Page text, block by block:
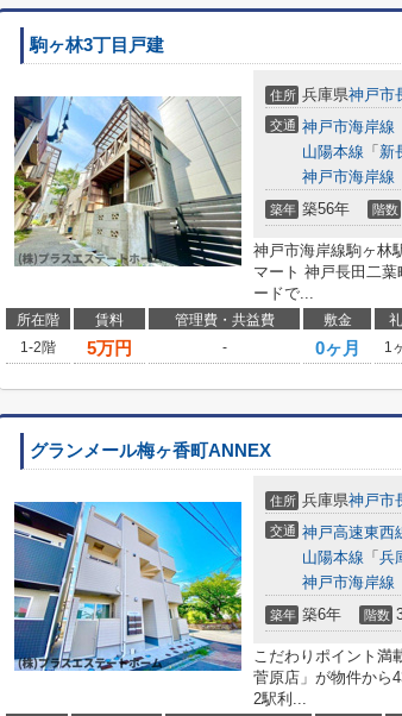
駒ヶ林3丁目戸建
住所 兵庫県神戸市
交通 神戸市海岸線
山陽本線 「 新
神戸市海岸線
築年 築56年 階数
神戸市海岸線駒ヶ林
マート 神戸長田二
ードで...
所在階 賃料 管理費・共益費 敷金
1-2階
5万円 - 0ヶ月 1
グランメール梅ヶ香町ANNEX
住所 兵庫県神戸市
交通 神戸高速東西
山陽本線 「 兵
神戸市海岸線
築年 築6年 階数
こだわりポイント満
菅原店」が物件から
2駅利...